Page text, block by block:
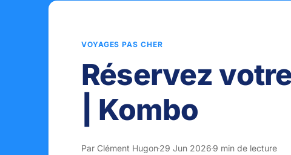
VOYAGES PAS CHER
Réservez
| Kombo
Par Clément Hugon29 Jun 20269 min de lecture